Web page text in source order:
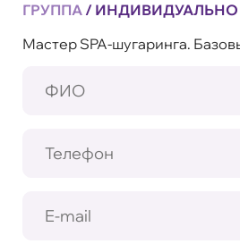
ГРУППА / ИНДИВИДУАЛЬНО
Мастер SPA-шугаринга.